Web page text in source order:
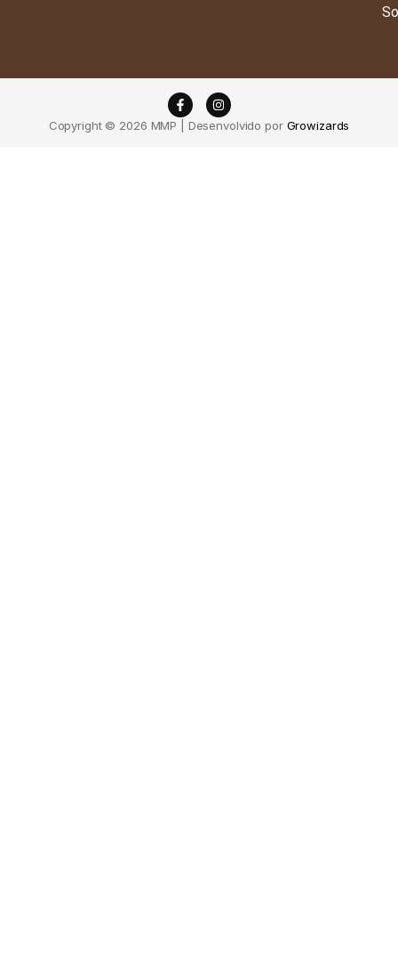
Copyright © 2026 MMP | Desenvolvido por Growizards